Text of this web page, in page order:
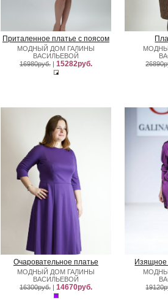
Приталенное платье с поясом
МОДНЫЙ ДОМ ГАЛИНЫ
ВАСИЛЬЕВОЙ
16980руб. | 15282руб.
Очаровательное платье
МОДНЫЙ ДОМ ГАЛИНЫ
ВАСИЛЬЕВОЙ
16300руб. | 14670руб.
Изящное